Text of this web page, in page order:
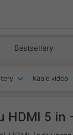
Bestsellery
Kable video
HDMI 5 in